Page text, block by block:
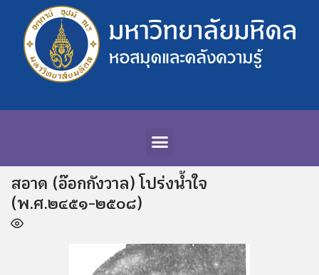
สอาด (อ๊อกกังวาล) โปร่งน้ำใจ
(พ.ศ.๒๔๕๑-๒๕๐๘)